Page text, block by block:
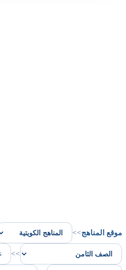
موقع المناهج>>
>>